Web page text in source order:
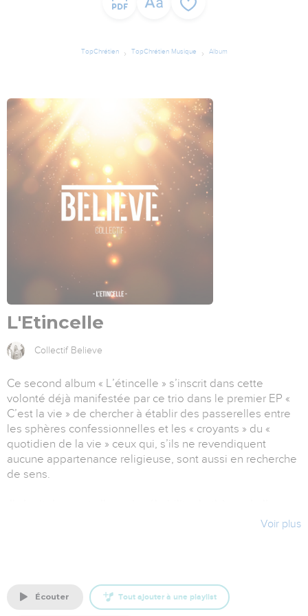
TopChrétien TopChrétien Musique Album
L'Etincelle
Collectif Believe
Ce second album « L’étincelle » s’inscrit dans cette
volonté déjà manifestée par ce trio dans le premier EP «
C’est la vie » de chercher à établir des passerelles entre
les sphères confessionnelles et les « croyants » du «
quotidien de la vie » ceux qui, s’ils ne revendiquent
aucune appartenance religieuse, sont aussi en recherche
de sens.
en dehors des clichés romantiques et religieux comme
musique mêlant pop et chœurs gospels et des textes
décrivant les joies et les difficultés de croire dans un
Voir plus
écouter Tout ajouter à une playlist